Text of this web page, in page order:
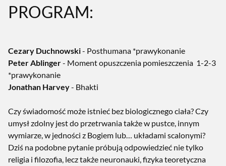
PROGRAM:
Cezary Duchnowski- Posthumana *prawykonanie
Peter Ablinger- Moment opuszczenia pomieszczenia 1-2-3
*prawykonanie
Jonathan Harvey- Bhakti
Czy świadomość może istnieć bez biologicznego ciała? Czy
umysł zdolny jest do przetrwania także w pustce, innym
wymiarze, w jedności z Bogiem lub… układami scalonymi?
Dziś na podobne pytanie próbują odpowiedzieć nie tylko
religia i filozofia, lecz także neuronauki, fizyka teoretyczna